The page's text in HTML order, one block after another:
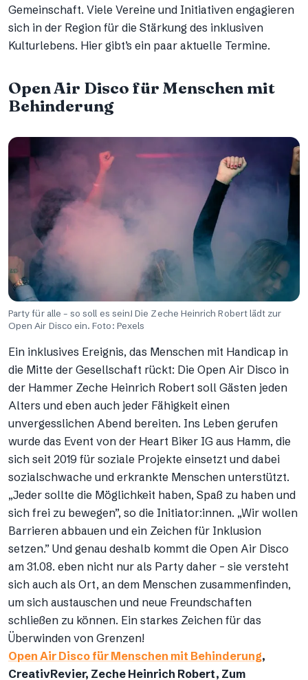
Gemeinschaft. Viele Vereine und Initiativen engagieren
sich in der Region für die Stärkung des inklusiven
Kulturlebens. Hier gibt’s ein paar aktuelle Termine.
Open Air Disco für Menschen mit
Behinderung
Party für alle – so soll es sein! Die Zeche Heinrich Robert lädt zur
Open Air Disco ein. Foto: Pexels
Ein inklusives Ereignis, das Menschen mit Handicap in
die Mitte der Gesellschaft rückt: Die Open Air Disco in
der Hammer Zeche Heinrich Robert soll Gästen jeden
Alters und eben auch jeder Fähigkeit einen
unvergesslichen Abend bereiten. Ins Leben gerufen
wurde das Event von der Heart Biker IG aus Hamm, die
sich seit 2019 für soziale Projekte einsetzt und dabei
sozialschwache und erkrankte Menschen unterstützt.
„Jeder sollte die Möglichkeit haben, Spaß zu haben und
sich frei zu bewegen”, so die Initiator:innen. „Wir wollen
Barrieren abbauen und ein Zeichen für Inklusion
setzen.” Und genau deshalb kommt die Open Air Disco
am 31.08. eben nicht nur als Party daher – sie versteht
sich auch als Ort, an dem Menschen zusammenfinden,
um sich austauschen und neue Freundschaften
schließen zu können. Ein starkes Zeichen für das
Überwinden von Grenzen!
Open Air Disco für Menschen mit Behinderung,
CreativRevier, Zeche Heinrich Robert, Zum